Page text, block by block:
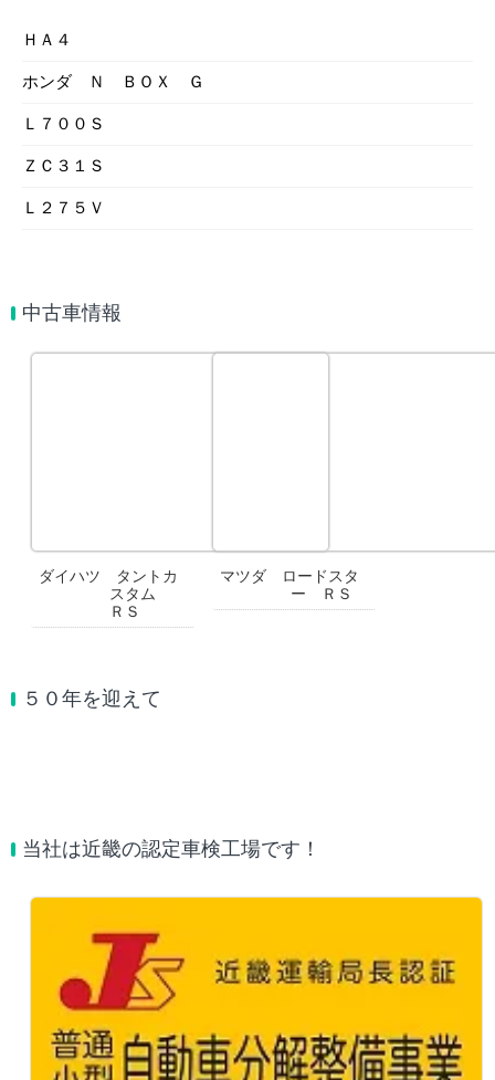
ＨＡ４
ホンダ Ｎ ＢＯＸ Ｇ
Ｌ７００Ｓ
ＺＣ３１Ｓ
Ｌ２７５Ｖ
中古車情報
ダイハツ タントカ
スタム
ＲＳ
マツダ ロードスタ
ー ＲＳ
５０年を迎えて
当社は近畿の認定車検工場です！